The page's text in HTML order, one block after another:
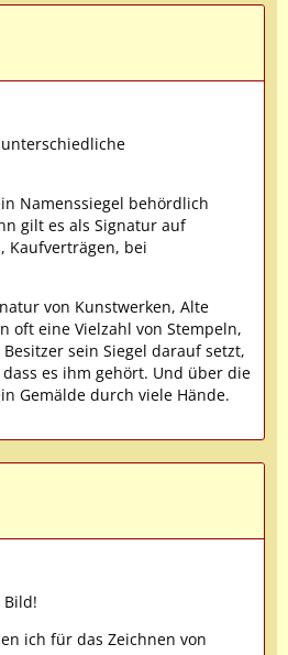
Namenssiegel behördlich
gilt es als Signatur auf
Kaufverträgen, bei
von Kunstwerken, Alte
oft eine Vielzahl von Stempeln,
sein Siegel darauf setzt,
es ihm gehört. Und über die
Gemälde durch viele Hände.
Bild!
ich für das Zeichnen von